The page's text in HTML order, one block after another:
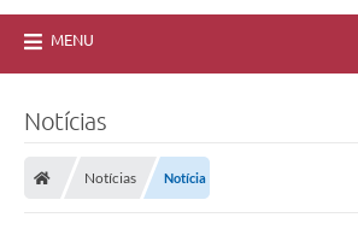
MENU
Notícias
Notícias Notícia